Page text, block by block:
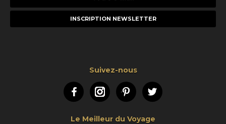
e-
Suivez-nous
FacebookInstagramPinterestTwitter
Le Meilleur du Voyage